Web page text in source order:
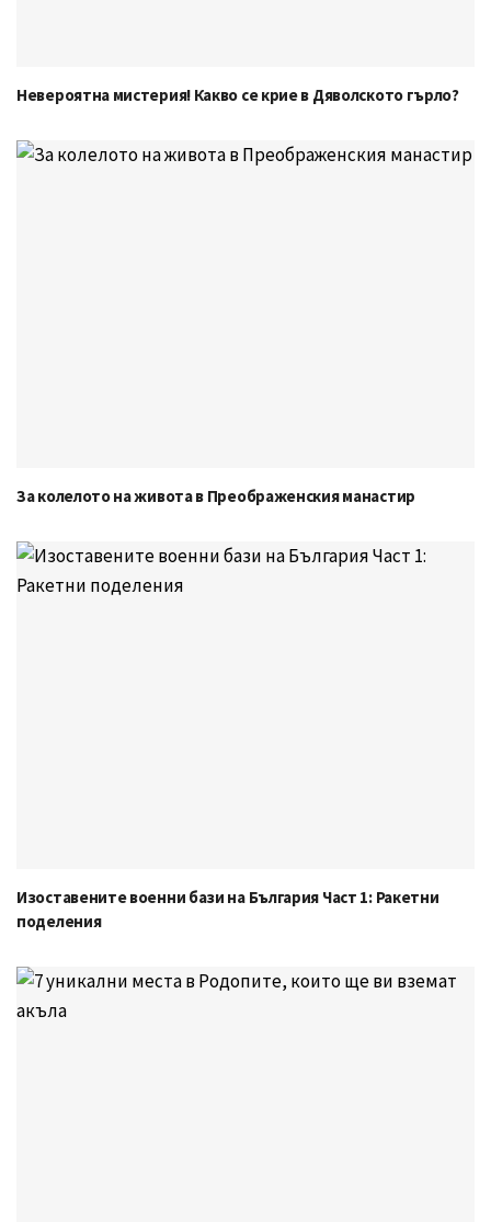
Невероятна мистерия! Какво се крие в Дяволското гърло?
За колелото на живота в Преображенския манастир
Изоставените военни бази на България Част 1: Ракетни
поделения